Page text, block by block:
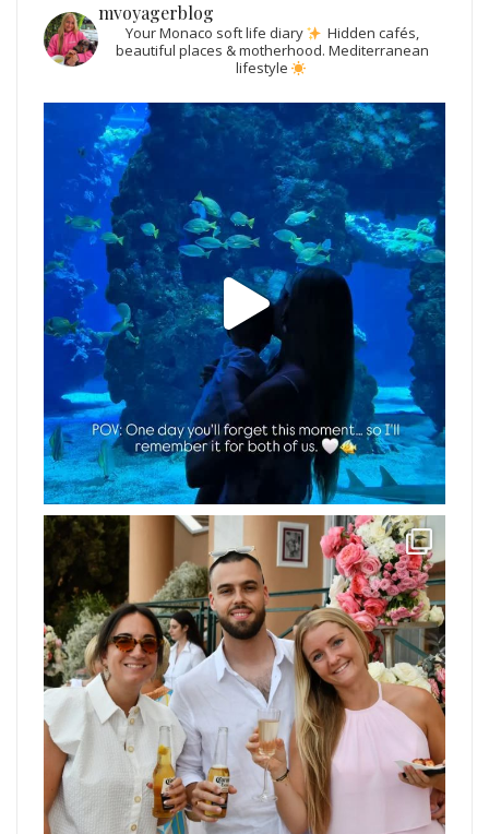
mvoyagerblog
Your Monaco soft life diary
Hidden cafés,
beautiful places & motherhood. Mediterranean
lifestyle